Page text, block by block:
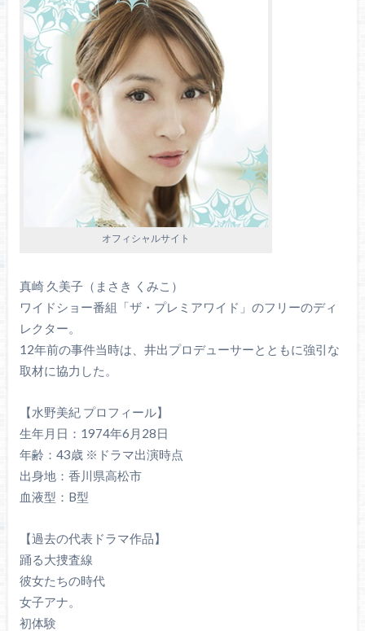
オフィシャルサイト
真崎 久美子（まさき くみこ）
ワイドショー番組「ザ・プレミアワイド」のフリーのディ
レクター。
12年前の事件当時は、井出プロデューサーとともに強引な
取材に協力した。
【水野美紀 プロフィール】
生年月日：1974年6月28日
年齢：43歳 ※ドラマ出演時点
出身地：香川県高松市
血液型：B型
【過去の代表ドラマ作品】
踊る大捜査線
彼女たちの時代
女子アナ。
初体験